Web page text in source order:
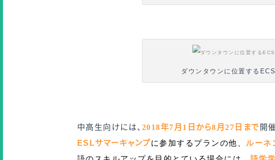
ダウンタウンに位置する
中高生向けには、 2018年7 月1 日から8 月27 日まで 開
ESLサマーキャンプに参加するプランの他、 ルーネ